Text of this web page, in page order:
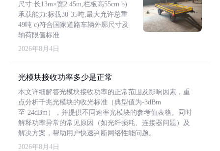
尺寸:长13m×宽2.45m,栏板高55cm b)
承载能力:标载30-35吨,最大允许总重
49吨 c)符合国家道路车辆外廓尺寸及
轴荷限值标准
2026年8月4日
光模块接收功率多少是正常
本文详细解答光模块接收功率的正常范围及影响因素，重
点分析千兆光模块的收光标准（典型值为-3dBm
至-24dBm），并提供不同速率光模块的参考值表格。同时
解释功率异常的常见原因（如光纤损耗、连接器问题）及
解决方案，帮助用户快速判断网络性能问题。
2026年8月4日